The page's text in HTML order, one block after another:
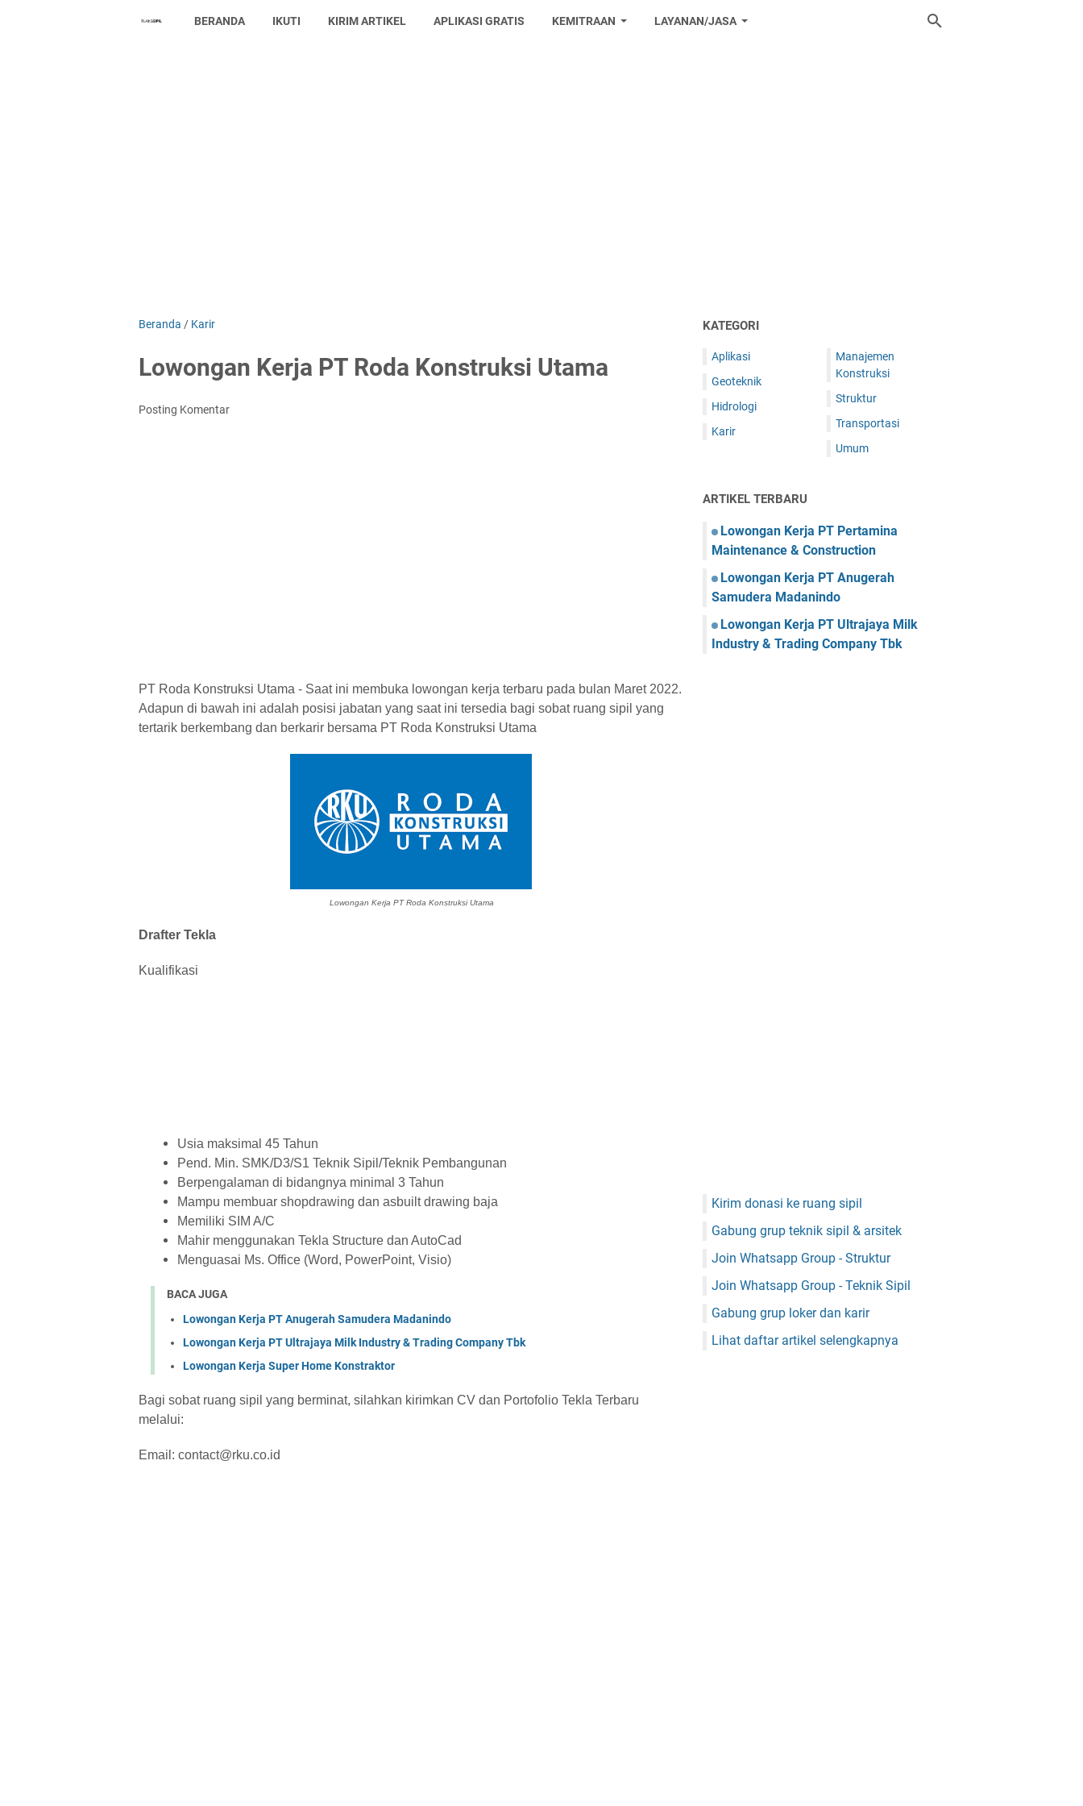
BERANDA IKUTI KIRIM ARTIKEL APLIKASI GRATIS KEMITRAAN LAYANAN/JASA
Beranda / Karir
Lowongan Kerja PT Roda Konstruksi Utama
Posting Komentar
PT Roda Konstruksi Utama - Saat ini membuka lowongan kerja terbaru pada bulan Maret 2022.
Adapun di bawah ini adalah posisi jabatan yang saat ini tersedia bagi sobat ruang sipil yang
tertarik berkembang dan berkarir bersama PT Roda Konstruksi Utama
Lowongan Kerja PT Roda Konstruksi Utama
Drafter Tekla
Kualifikasi
Usia maksimal 45 Tahun
Pend. Min. SMK/D3/S1 Teknik Sipil/Teknik Pembangunan
Berpengalaman di bidangnya minimal 3 Tahun
Mampu membuar shopdrawing dan asbuilt drawing baja
Memiliki SIM A/C
Mahir menggunakan Tekla Structure dan AutoCad
Menguasai Ms. Office (Word, PowerPoint, Visio)
BACA JUGA
Lowongan Kerja PT Anugerah Samudera Madanindo
Lowongan Kerja PT Ultrajaya Milk Industry & Trading Company Tbk
Lowongan Kerja Super Home Konstraktor
Bagi sobat ruang sipil yang berminat, silahkan kirimkan CV dan Portofolio Tekla Terbaru
melalui:
Email: contact@rku.co.id
KATEGORI
Aplikasi
Geoteknik
Hidrologi
Karir
Manajemen
Konstruksi
Struktur
Transportasi
Umum
ARTIKEL TERBARU
Lowongan Kerja PT Pertamina
Maintenance & Construction
Lowongan Kerja PT Anugerah
Samudera Madanindo
Lowongan Kerja PT Ultrajaya Milk
Industry & Trading Company Tbk
Kirim donasi ke ruang sipil
Gabung grup teknik sipil & arsitek
Join Whatsapp Group - Struktur
Join Whatsapp Group - Teknik Sipil
Gabung grup loker dan karir
Lihat daftar artikel selengkapnya